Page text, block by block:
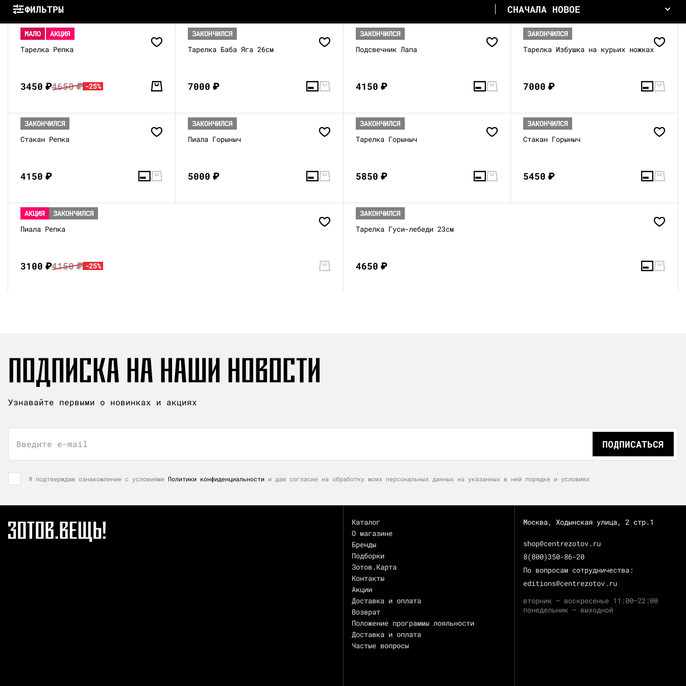
ФИЛЬТРЫ СНАЧАЛА НОВОЕ
МАЛО
АКЦИЯ
Тарелка Репка
3450₽4650₽ -25%
ЗАКОНЧИЛСЯ
Тарелка Баба Яга 26см
7000₽
ЗАКОНЧИЛСЯ
Подсвечник Лапа
4150₽
ЗАКОНЧИЛСЯ
Тарелка Избушка на курьих ножках
7000₽
ЗАКОНЧИЛСЯ
Стакан Репка
4150₽
ЗАКОНЧИЛСЯ
Пиала Горыныч
5000₽
ЗАКОНЧИЛСЯ
Тарелка Горыныч
5850₽
ЗАКОНЧИЛСЯ
Стакан Горыныч
5450₽
АКЦИЯ
ЗАКОНЧИЛСЯ
Пиала Репка
3100₽4150₽ -25%
ЗАКОНЧИЛСЯ
Тарелка Гуси-лебеди 23см
4650₽
ПОДПИСКА НА НАШИ НОВОСТИ
Узнавайте первыми о новинках и акциях
Введите e-mail ПОДПИСАТЬСЯ
Я подтверждаю ознакомление с условиями Политики конфиденциальности и даю согласие на обработку моих персональных данных на указанных в ней порядке и условиях
Каталог
О магазине
Бренды
Подборки
Зотов.Карта
Контакты
Акции
Доставка и оплата
Возврат
Положение программы лояльности
Доставка и оплата
Частые вопросы
Москва, Ходынская улица, 2 стр.1
shop@centrezotov.ru
8(800)350-86-20
По вопросам сотрудничества:
editions@centrezotov.ru
вторник — воскресенье 11:00–22:00
понедельник — выходной